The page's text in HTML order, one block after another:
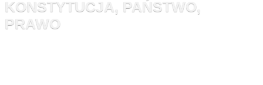
KONSTYTUCJA, PAŃSTWO,
PRAWO